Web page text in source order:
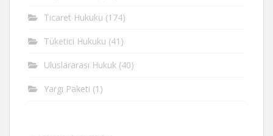
Ticaret Hukuku (174)
Tüketici Hukuku (41)
Uluslararası Hukuk (40)
Yargı Paketi (1)